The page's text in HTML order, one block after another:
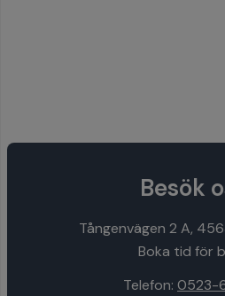
Besök
Tångenvägen 2 A,
Boka tid för
Telefon: 0523-